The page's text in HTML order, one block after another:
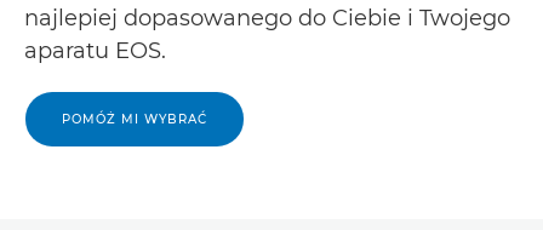
najlepiej dopasowanego do Ciebie i Twojego
aparatu EOS.
POMÓŻ MI WYBRAĆ